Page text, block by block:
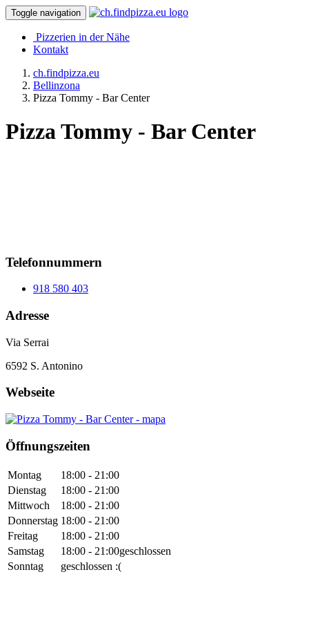
Toggle navigation
Pizzerien in der Nähe
Kontakt
ch.findpizza.eu
Bellinzona
Pizza Tommy - Bar Center
Pizza Tommy - Bar Center
Telefonnummern
918 580 403
Adresse
Via Serrai
6592 S. Antonino
Webseite
Öffnungszeiten
Montag
18:00 - 21:00
Dienstag
18:00 - 21:00
Mittwoch
18:00 - 21:00
Donnerstag 18:00 - 21:00
Freitag
18:00 - 21:00
Samstag
18:00 - 21:00geschlossen
Sonntag
geschlossen :(